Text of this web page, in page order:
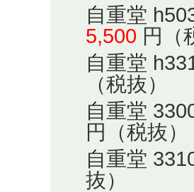
自重堂
5,500 円（
自重堂
（税抜）
自重堂
円（税抜）
自重堂
抜）